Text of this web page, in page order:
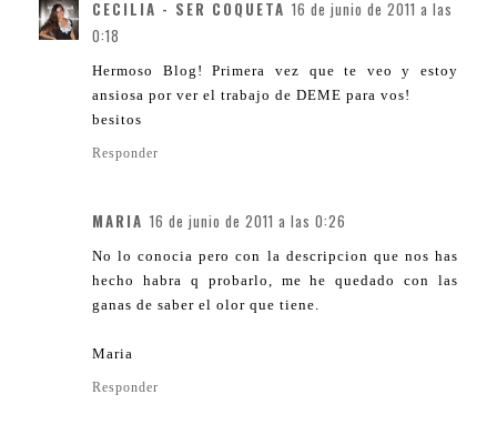
CECILIA - SER COQUETA 16 de junio de 2011 a las
0:18
Hermoso Blog! Primera vez que te veo y estoy
ansiosa por ver el trabajo de DEME para vos!
besitos
Responder
MARIA 16 de junio de 2011 a las 0:26
No lo conocia pero con la descripcion que nos has
hecho habra q probarlo, me he quedado con las
ganas de saber el olor que tiene.
Maria
Responder